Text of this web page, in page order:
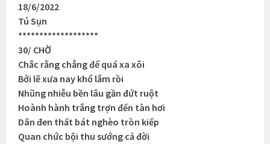
18/6/2022
Tú Sụn
*******************
30/ CHỜ
Chắc rằng chẳng để quá xa xôi
Bởi lẽ xưa nay khổ lắm rồi
Nhũng nhiễu bền lâu gần đứt ruột
Hoành hành trắng trợn đến tàn hơi
Dân đen thất bát nghèo tròn kiếp
Quan chức bội thu sướng cả đời